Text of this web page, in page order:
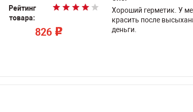
Рейтинг
товара:
826 p
Хороший герметик. У
красить после
деньги.
Рейтинг
товара:
По запросу
Рейтинг
товара:
По запросу
Рейтинг
товара:
826 p
Рейтинг
товара:
826 p
Рейтинг
товара:
По запросу
Рейтинг
товара:
826 p
Рейтинг
товара:
826 p
Рейтинг
товара:
По запросу
Рейтинг
товара:
По запросу